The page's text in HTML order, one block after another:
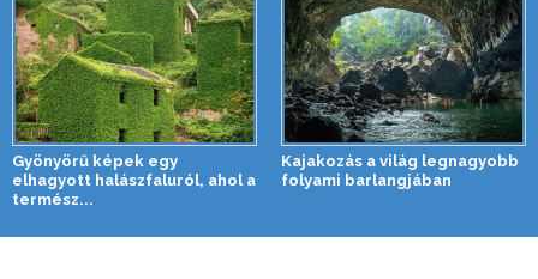
Gyönyörű képek egy
elhagyott halászfaluról, ahol a
termész...
Kajakozás a világ legnagyobb
folyami barlangjában